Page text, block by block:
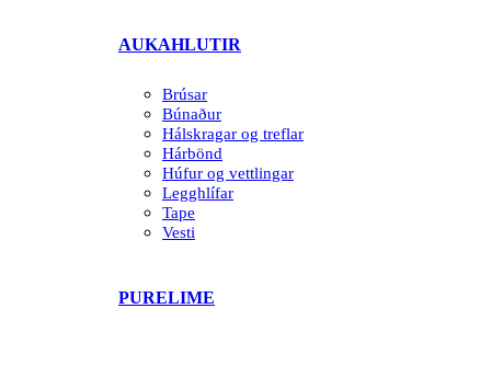
AUKAHLUTIR
Brúsar
Búnaður
Hálskragar og treflar
Hárbönd
Húfur og vettlingar
Legghlífar
Tape
Vesti
PURELIME